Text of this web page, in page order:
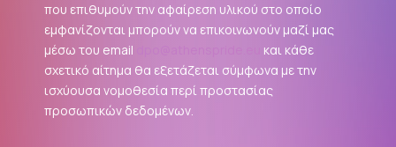
που επιθυμούν την αφαίρεση υλικού στο οποίο
εμφανίζονται μπορούν να επικοινωνούν μαζί μας
μέσω του email
και κάθε
σχετικό αίτημα θα εξετάζεται σύμφωνα με την
ισχύουσα νομοθεσία περί προστασίας
προσωπικών δεδομένων.